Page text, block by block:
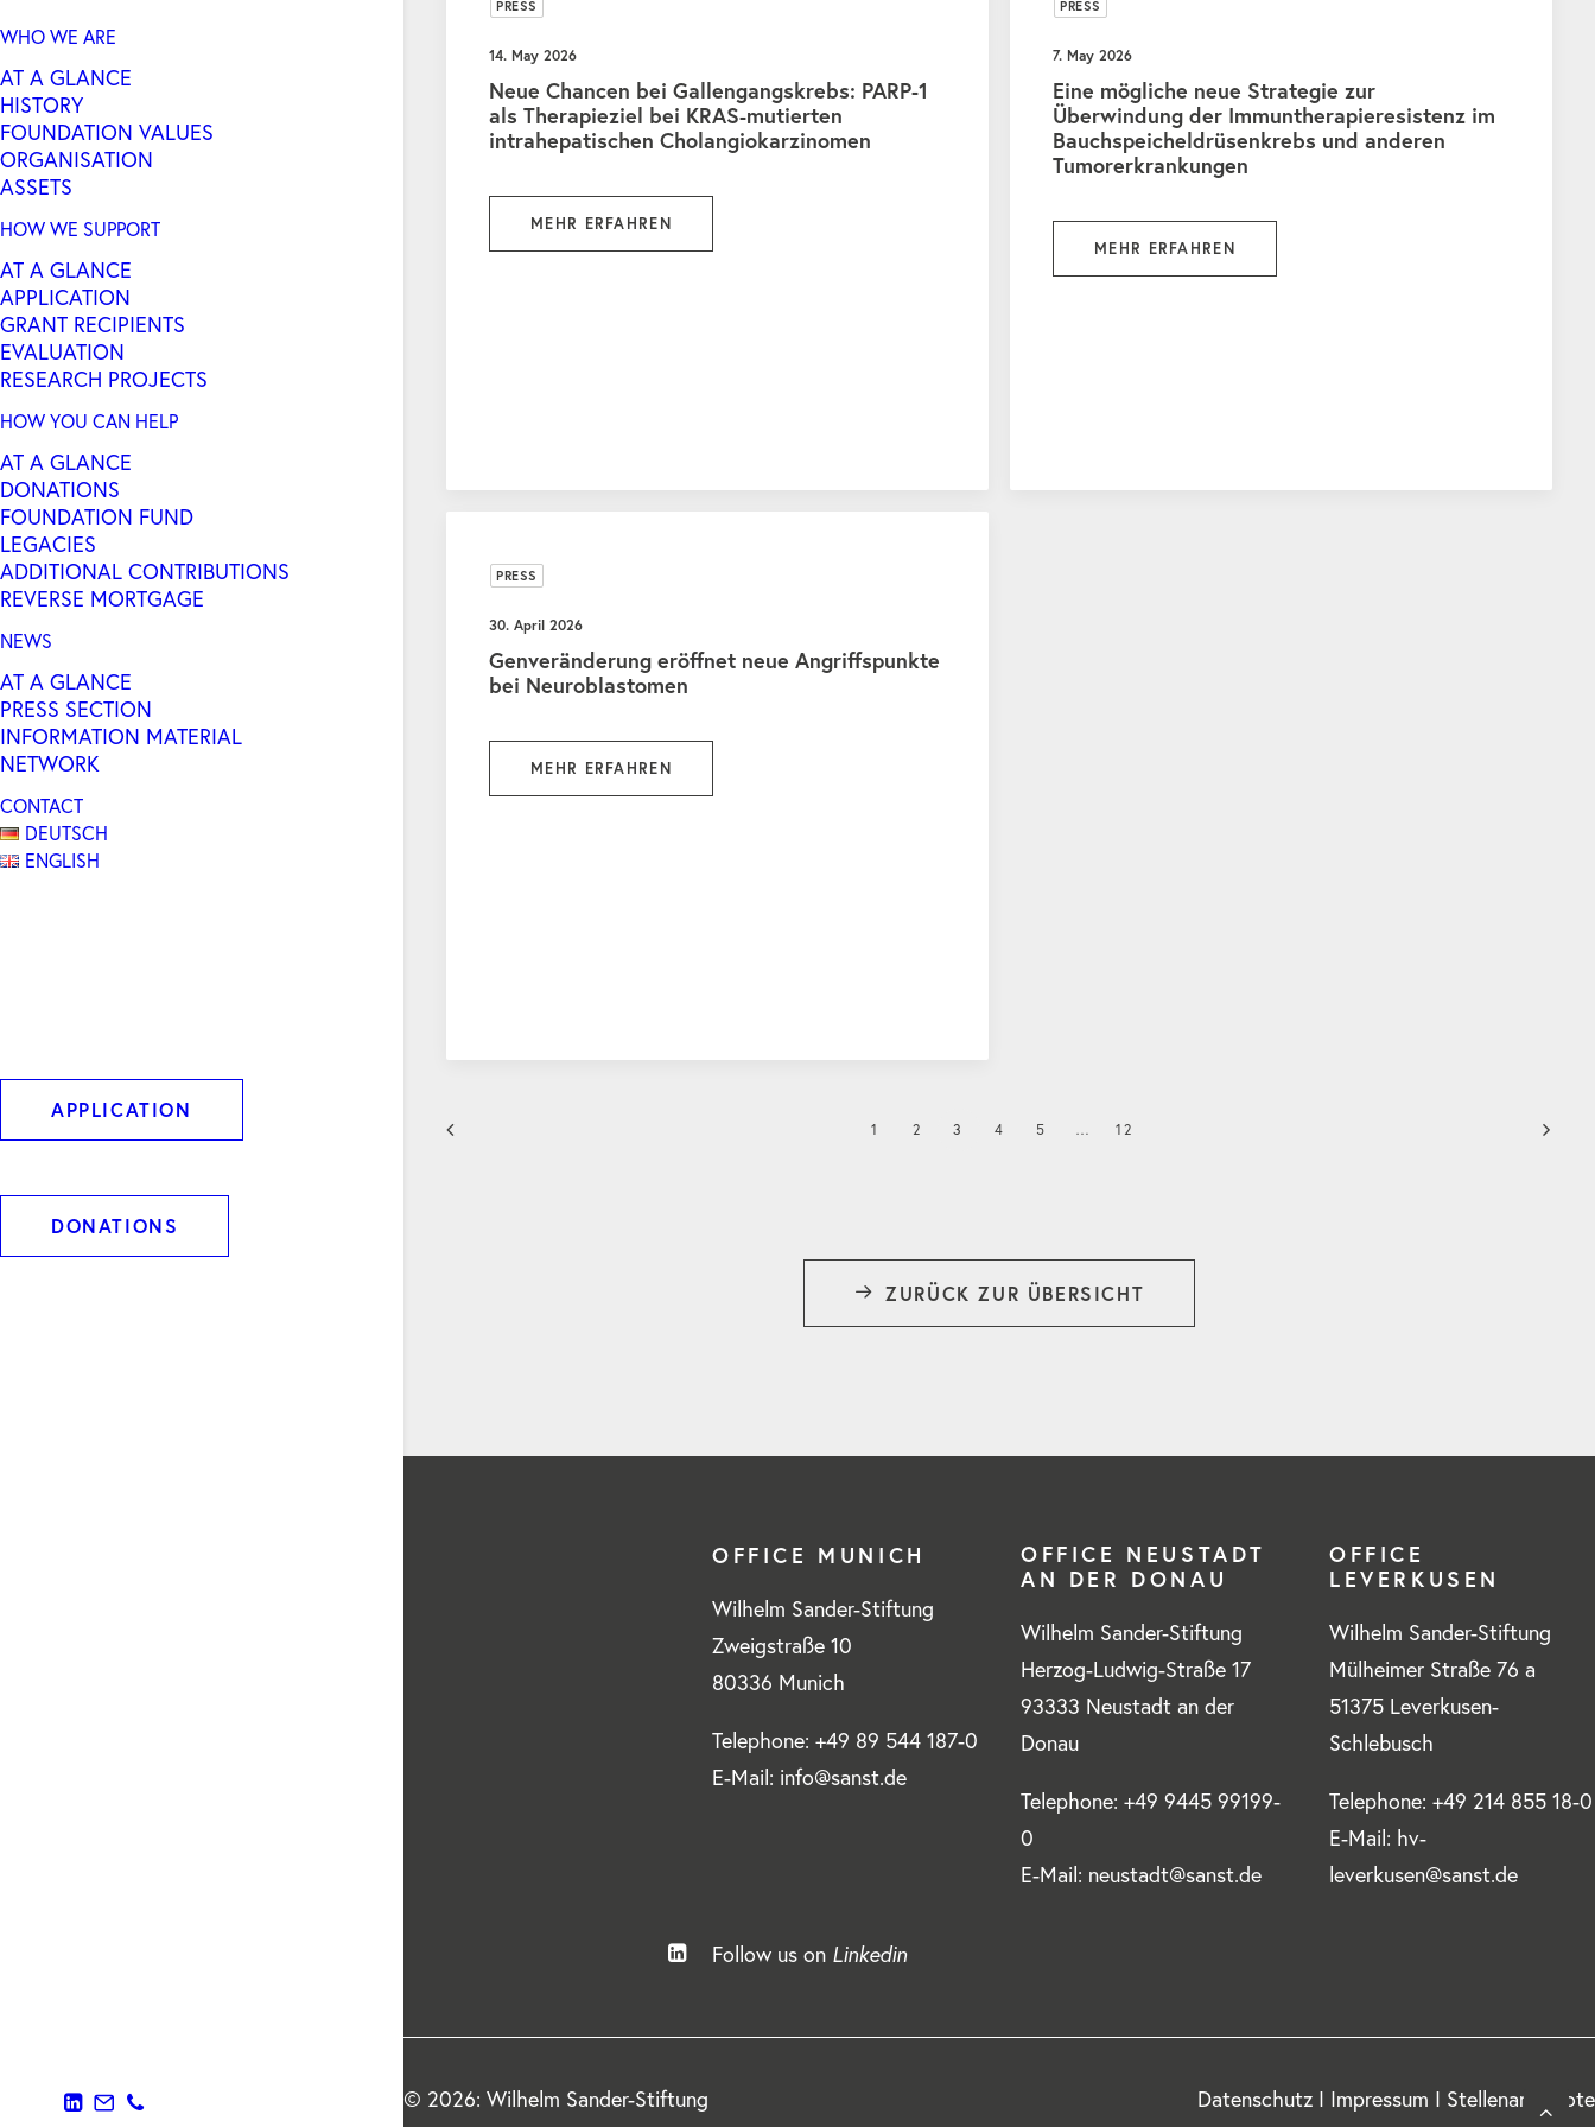
WHO WE ARE
AT A GLANCE
HISTORY
FOUNDATION VALUES
ORGANISATION
ASSETS
HOW WE SUPPORT
AT A GLANCE
APPLICATION
GRANT RECIPIENTS
EVALUATION
RESEARCH PROJECTS
HOW YOU CAN HELP
AT A GLANCE
DONATIONS
FOUNDATION FUND
LEGACIES
ADDITIONAL CONTRIBUTIONS
REVERSE MORTGAGE
NEWS
AT A GLANCE
PRESS SECTION
INFORMATION MATERIAL
NETWORK
CONTACT
DEUTSCH
ENGLISH
APPLICATION
DONATIONS
PRESS
14. May 2026
Neue Chancen bei Gallengangskrebs: PARP-1
als Therapieziel bei KRAS-mutierten
intrahepatischen Cholangiokarzinomen
MEHR ERFAHREN
PRESS
7. May 2026
Eine mögliche neue Strategie zur
Überwindung der Immuntherapieresistenz im
Bauchspeicheldrüsenkrebs und anderen
Tumorerkrankungen
MEHR ERFAHREN
PRESS
30. April 2026
Genveränderung eröffnet neue Angriffspunkte
bei Neuroblastomen
MEHR ERFAHREN
1 2 3 4 5 … 12
ZURÜCK ZUR ÜBERSICHT
OFFICE MUNICH
Wilhelm Sander-Stiftung
Zweigstraße 10
80336 Munich
Telephone: +49 89 544 187-0
E-Mail: info@sanst.de
OFFICE NEUSTADT
AN DER DONAU
Wilhelm Sander-Stiftung
Herzog-Ludwig-Straße 17
93333 Neustadt an der
Donau
Telephone: +49 9445 99199-
0
E-Mail: neustadt@sanst.de
OFFICE
LEVERKUSEN
Wilhelm Sander-Stiftung
Mülheimer Straße 76 a
51375 Leverkusen-
Schlebusch
Telephone: +49 214 855 18-0
E-Mail: hv-
leverkusen@sanst.de
Follow us on Linkedin
© 2026: Wilhelm Sander-Stiftung Datenschutz I Impressum I Stellenangebote